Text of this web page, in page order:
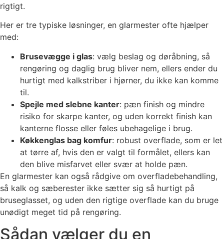
rigtigt.
Her er tre typiske løsninger, en glarmester ofte hjælper
med:
Brusevægge i glas: vælg beslag og døråbning, så
rengøring og daglig brug bliver nem, ellers ender du
hurtigt med kalkstriber i hjørner, du ikke kan komme
til.
Spejle med slebne kanter: pæn finish og mindre
risiko for skarpe kanter, og uden korrekt finish kan
kanterne flosse eller føles ubehagelige i brug.
Køkkenglas bag komfur: robust overflade, som er let
at tørre af, hvis den er valgt til formålet, ellers kan
den blive misfarvet eller svær at holde pæn.
En glarmester kan også rådgive om overfladebehandling,
så kalk og sæberester ikke sætter sig så hurtigt på
bruseglasset, og uden den rigtige overflade kan du bruge
unødigt meget tid på rengøring.
Sådan vælger du en